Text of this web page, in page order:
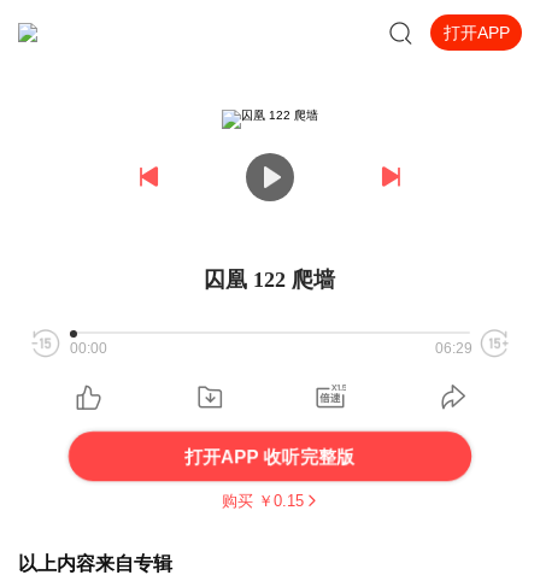
打开APP
囚凰 122 爬墙
00:00 06:29
打开APP 收听完整版
购买 ￥ 0.15
以上内容来自专辑